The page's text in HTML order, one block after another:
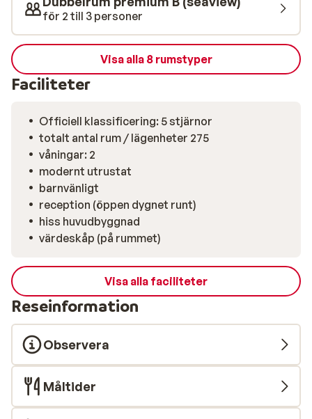
för 2 till 3 personer
Visa alla 8 rumstyper
Faciliteter
Officiell klassificering: 5 stjärnor
totalt antal rum / lägenheter 275
våningar: 2
modernt utrustat
barnvänligt
reception (öppen dygnet runt)
hiss huvudbyggnad
värdeskåp (på rummet)
Visa alla faciliteter
Reseinformation
Observera
Måltider